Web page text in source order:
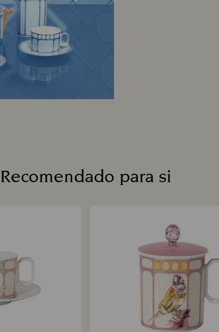
Recomendado para si